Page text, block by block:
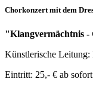
Chorkonzert mit dem
"Klangvermächtnis
Künstlerische
Eintritt: 25,- € ab